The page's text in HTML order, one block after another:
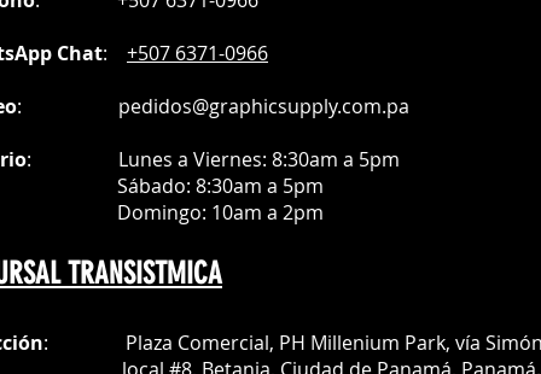
Chat: +507 6371-0966
: pedidos@graphicsupply.com.pa
: Lunes a Viernes: 8:30am a 5pm
: 8:30am a 5pm
10am a 2pm
TRANSISTMICA
: Plaza Comercial, PH Millenium Park, vía